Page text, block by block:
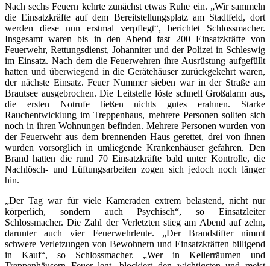
Nach sechs Feuern kehrte zunächst etwas Ruhe ein. „Wir sammeln
die Einsatzkräfte auf dem Bereitstellungsplatz am Stadtfeld, dort
werden diese nun erstmal verpflegt“, berichtet Schlossmacher.
Insgesamt waren bis in den Abend fast 200 Einsatzkräfte von
Feuerwehr, Rettungsdienst, Johanniter und der Polizei in Schleswig
im Einsatz. Nach dem die Feuerwehren ihre Ausrüstung aufgefüllt
hatten und überwiegend in die Gerätehäuser zurückgekehrt waren,
der nächste Einsatz. Feuer Nummer sieben war in der Straße am
Brautsee ausgebrochen. Die Leitstelle löste schnell Großalarm aus,
die ersten Notrufe ließen nichts gutes erahnen. Starke
Rauchentwicklung im Treppenhaus, mehrere Personen sollten sich
noch in ihren Wohnungen befinden. Mehrere Personen wurden von
der Feuerwehr aus dem brennenden Haus gerettet, drei von ihnen
wurden vorsorglich in umliegende Krankenhäuser gefahren. Den
Brand hatten die rund 70 Einsatzkräfte bald unter Kontrolle, die
Nachlösch- und Lüftungsarbeiten zogen sich jedoch noch länger
hin.
„Der Tag war für viele Kameraden extrem belastend, nicht nur
körperlich, sondern auch Psychisch“, so Einsatzleiter
Schlossmacher. Die Zahl der Verletzten stieg am Abend auf zehn,
darunter auch vier Feuerwehrleute. „Der Brandstifter nimmt
schwere Verletzungen von Bewohnern und Einsatzkräften billigend
in Kauf“, so Schlossmacher. „Wer in Kellerräumen und